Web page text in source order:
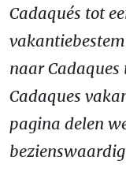
Cadaqués tot
naar Cadaques
Cadaques
pagina delen